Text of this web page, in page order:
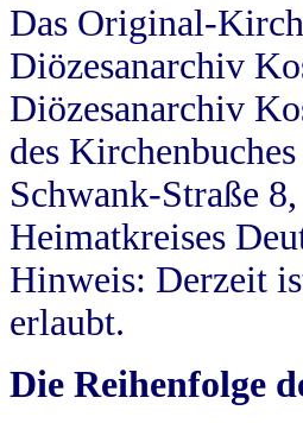
Das Original-
Diözesanarchiv
Diözesanarchiv
des
Schwank-Straße
Heimatkreises
Hinweis: Derzeit
erlaubt.
Die Reihenfolge